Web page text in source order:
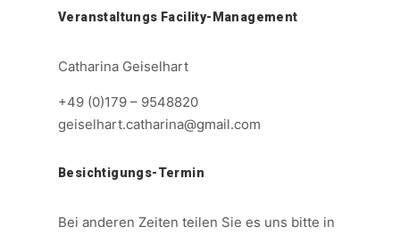
Veranstaltungs Facility-Management
Catharina Geiselhart
+49 (0)179 – 9548820
geiselhart.catharina@gmail.com
Besichtigungs-Termin
Bei anderen Zeiten teilen Sie es uns bitte in